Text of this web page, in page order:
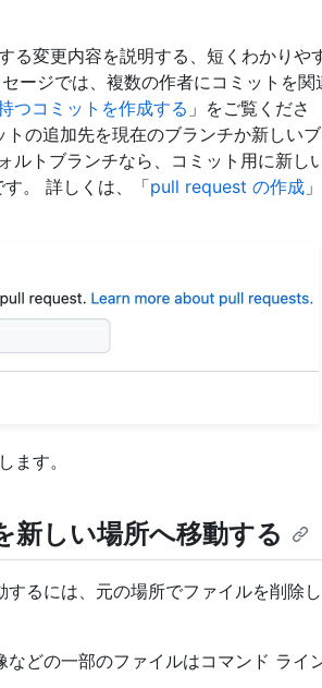
る変更内容を説明する、短くわかりや
ージでは、複数の作者にコミットを関
つコミットを作成する 」をご覧くださ
の追加先を現在のブランチか新しい
ルトブランチなら、コミット用に新し
。 詳しくは、「pull request の作成
ます。
新しい場所へ移動する
るには、元の場所でファイルを削除
などの一部のファイルはコマンド ライ